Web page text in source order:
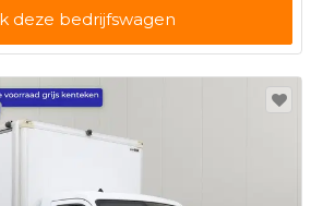
deze bedrijfswagen